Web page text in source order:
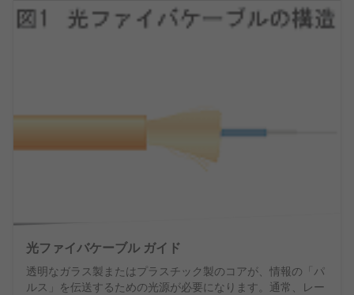
光ファイバケーブル ガイド
透明なガラス製またはプラスチック製のコアが、情報の「パ
ルス」を伝送するための光源が必要になります。通常、レー